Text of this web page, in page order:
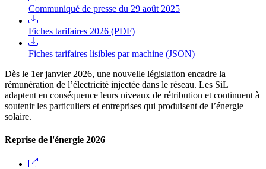
Communiqué de presse du 29 août 2025
Fiches tarifaires 2026 (PDF)
Fiches tarifaires lisibles par machine (JSON)
Dès le 1er janvier 2026, une nouvelle législation encadre la
rémunération de l’électricité injectée dans le réseau. Les SiL
adaptent en conséquence leurs niveaux de rétribution et continuent à
soutenir les particuliers et entreprises qui produisent de l’énergie
solaire.
Reprise de l'énergie 2026